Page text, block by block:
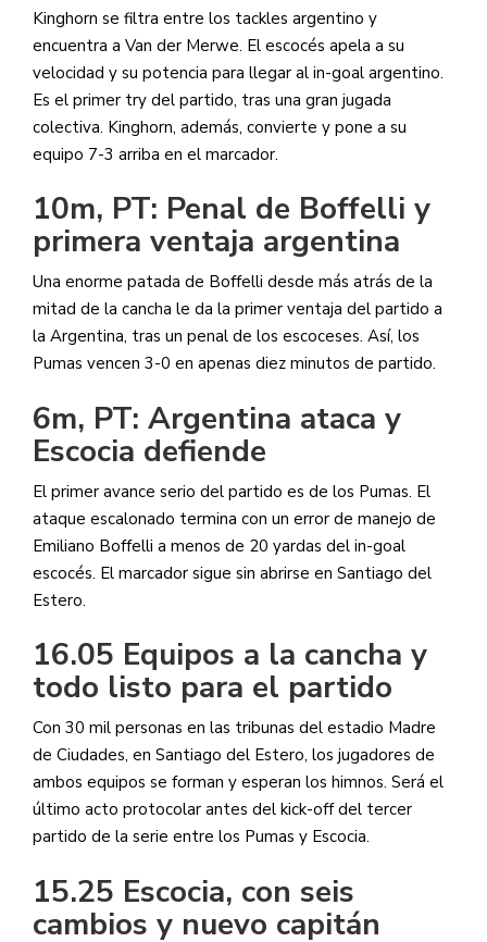
Kinghorn se filtra entre los tackles argentino y
encuentra a Van der Merwe. El escocés apela a su
velocidad y su potencia para llegar al in-goal argentino.
Es el primer try del partido, tras una gran jugada
colectiva. Kinghorn, además, convierte y pone a su
equipo 7-3 arriba en el marcador.
10m, PT: Penal de Boffelli y
primera ventaja argentina
Una enorme patada de Boffelli desde más atrás de la
mitad de la cancha le da la primer ventaja del partido a
la Argentina, tras un penal de los escoceses. Así, los
Pumas vencen 3-0 en apenas diez minutos de partido.
6m, PT: Argentina ataca y
Escocia defiende
El primer avance serio del partido es de los Pumas. El
ataque escalonado termina con un error de manejo de
Emiliano Boffelli a menos de 20 yardas del in-goal
escocés. El marcador sigue sin abrirse en Santiago del
Estero.
16.05 Equipos a la cancha y
todo listo para el partido
Con 30 mil personas en las tribunas del estadio Madre
de Ciudades, en Santiago del Estero, los jugadores de
ambos equipos se forman y esperan los himnos. Será el
último acto protocolar antes del kick-off del tercer
partido de la serie entre los Pumas y Escocia.
15.25 Escocia, con seis
cambios y nuevo capitán